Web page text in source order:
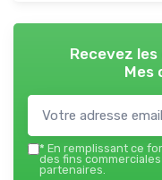
Recevez
Mes
* En remplissant ce
des fins
partenaires.